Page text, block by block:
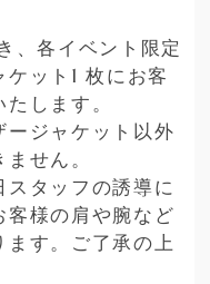
、各イベント限定
ット1 枚にお客
します。
ジャケット以外
せん。
タッフの誘導に
客様の肩や腕など
す。ご了承の上